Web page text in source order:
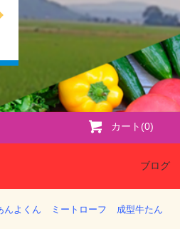
カート(0)
ブログ
んよくん ミートローフ 成型牛たん